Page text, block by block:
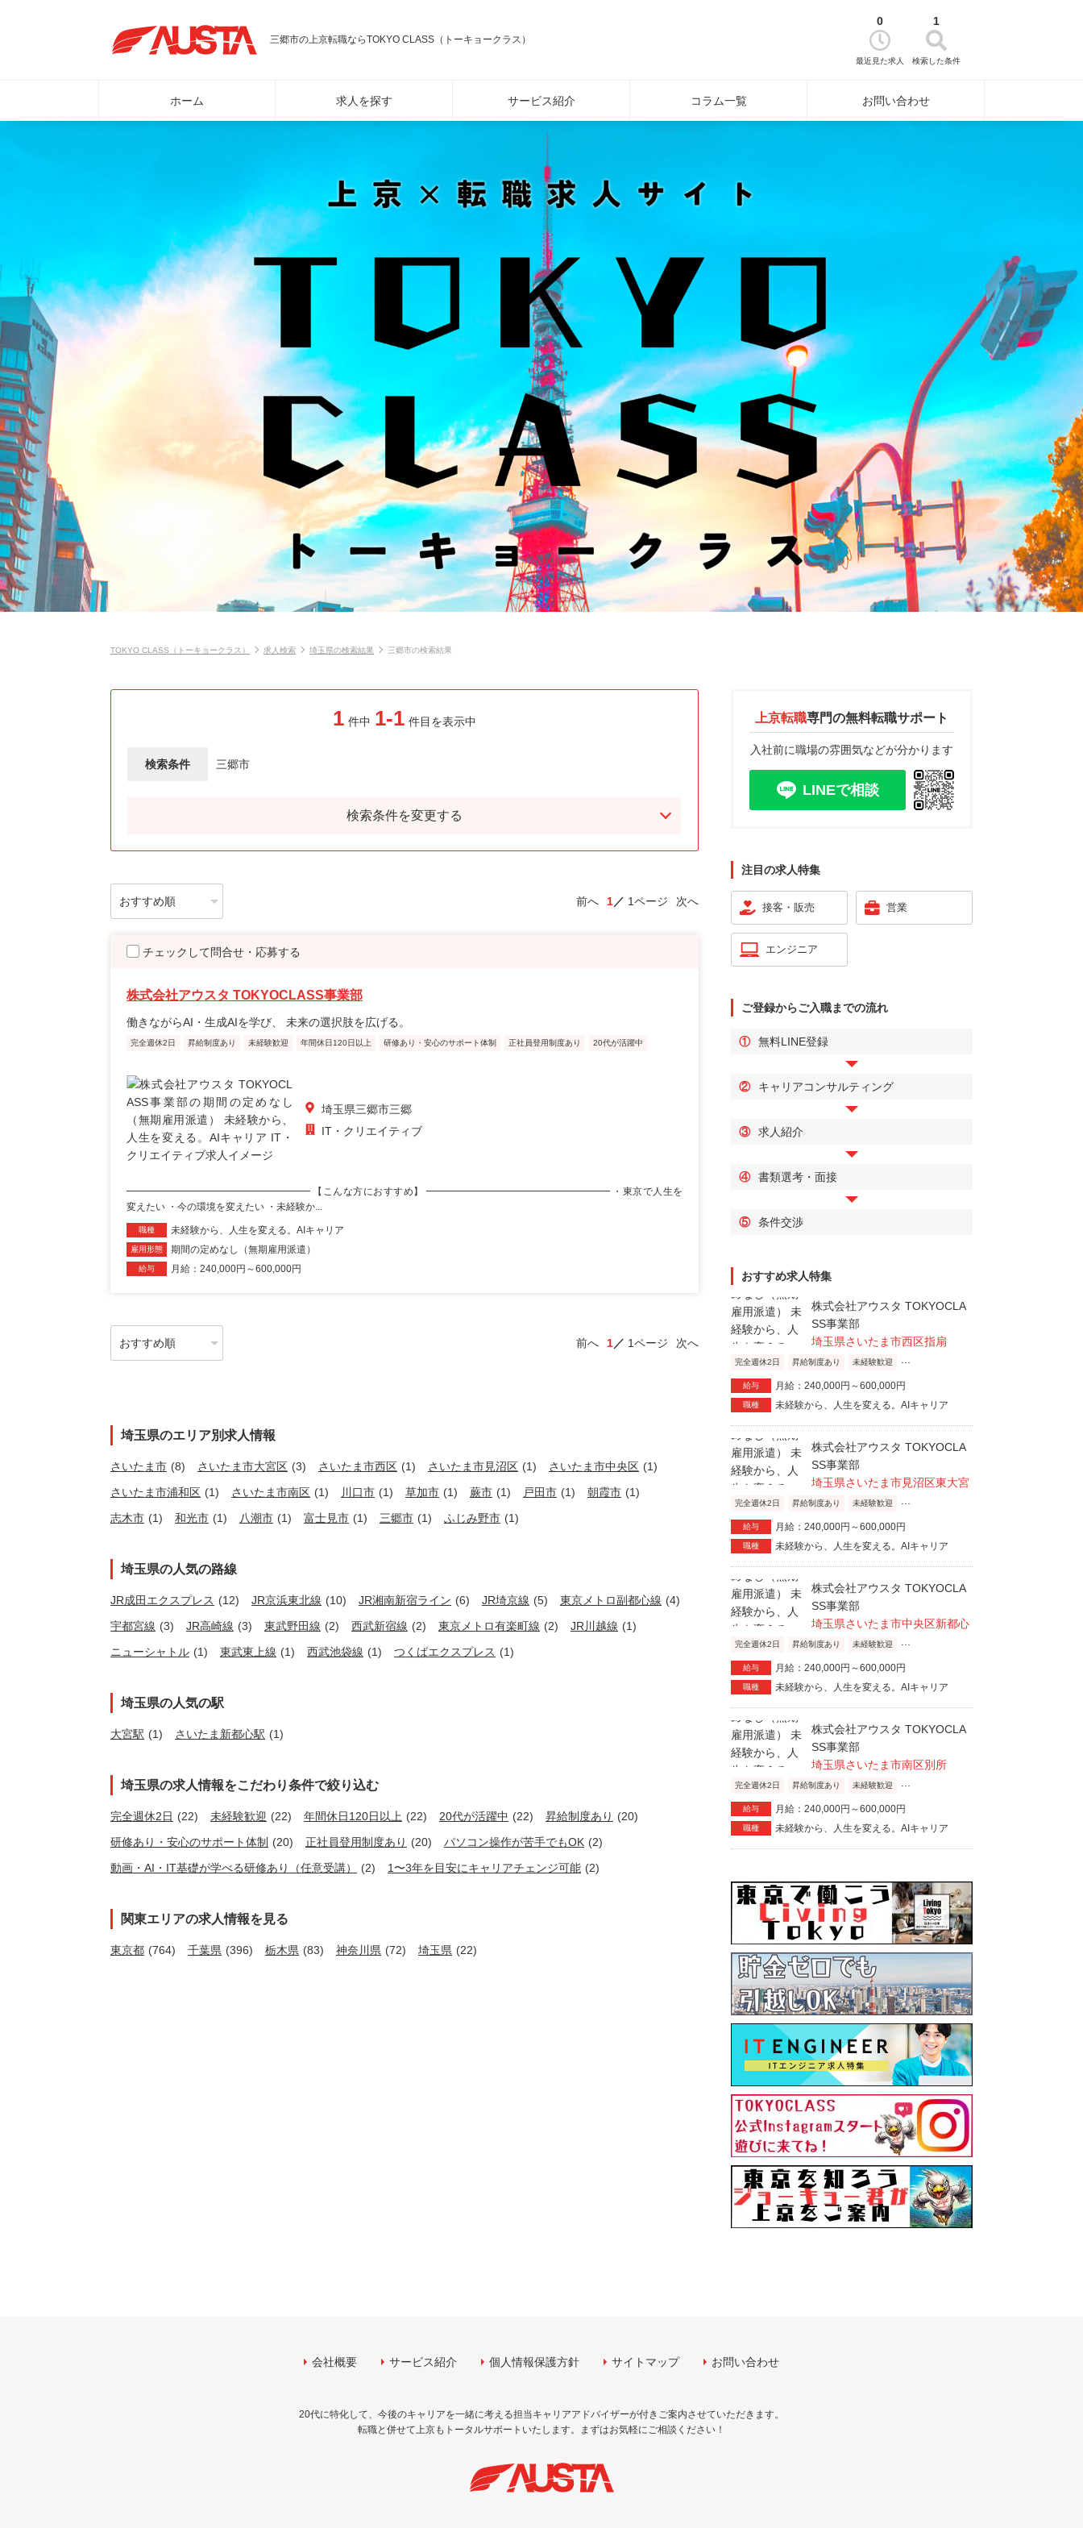
三郷市の上京転職ならTOKYO CLASS（トーキョークラス）
0
最近見た求人
1
検索した条件
ホーム 求人を探す サービス紹介 コラム一覧 お問い合わせ
TOKYO CLASS（トーキョークラス） 求人検索 埼玉県の検索結果 三郷市の検索結果
1 件中 1-1 件目を表示中
検索条件 三郷市
検索条件を変更する
前へ 1 1ページ 次へ
チェックして問合せ・応募する
株式会社アウスタ TOKYOCLASS事業部
働きながらAI・生成AIを学び、 未来の選択肢を広げる。
完全週休2日 昇給制度あり 未経験歓迎 年間休日120日以上 研修あり・安心のサポート体制 正社員登用制度あり 20代が活躍中
埼玉県三郷市三郷
IT・クリエイティブ
━━━━━━━━━━━━━━━━━━━ 【こんな方におすすめ】 ━━━━━━━━━━━━━━━━━━━ ・東京で人生を
変えたい ・今の環境を変えたい ・未経験か...
職種 未経験から、人生を変える。AIキャリア
雇用形態 期間の定めなし（無期雇用派遣）
給与 月給：240,000円～600,000円
前へ 1 1ページ 次へ
埼玉県のエリア別求人情報
さいたま市 (8) さいたま市大宮区 (3) さいたま市西区 (1) さいたま市見沼区 (1) さいたま市中央区 (1)
さいたま市浦和区 (1) さいたま市南区 (1) 川口市 (1) 草加市 (1) 蕨市 (1) 戸田市 (1) 朝霞市 (1)
志木市 (1) 和光市 (1) 八潮市 (1) 富士見市 (1) 三郷市 (1) ふじみ野市 (1)
埼玉県の人気の路線
JR成田エクスプレス (12) JR京浜東北線 (10) JR湘南新宿ライン (6) JR埼京線 (5) 東京メトロ副都心線 (4)
宇都宮線 (3) JR高崎線 (3) 東武野田線 (2) 西武新宿線 (2) 東京メトロ有楽町線 (2) JR川越線 (1)
ニューシャトル (1) 東武東上線 (1) 西武池袋線 (1) つくばエクスプレス (1)
埼玉県の人気の駅
大宮駅 (1) さいたま新都心駅 (1)
埼玉県の求人情報をこだわり条件で絞り込む
完全週休2日 (22) 未経験歓迎 (22) 年間休日120日以上 (22) 20代が活躍中 (22) 昇給制度あり (20)
研修あり・安心のサポート体制 (20) 正社員登用制度あり (20) パソコン操作が苦手でもOK (2)
動画・AI・IT基礎が学べる研修あり（任意受講）
(2) 1〜3年を目安にキャリアチェンジ可能 (2)
関東エリアの求人情報を見る
東京都 (764) 千葉県 (396) 栃木県 (83) 神奈川県 (72) 埼玉県 (22)
上京転職専門の無料転職サポート
入社前に職場の雰囲気などが分かります
LINEで相談
注目の求人特集
接客・販売 営業
エンジニア
ご登録からご入職までの流れ
① 無料LINE登録
② キャリアコンサルティング
③ 求人紹介
④ 書類選考・面接
⑤ 条件交渉
おすすめ求人特集
株式会社アウスタ TOKYOCLA
SS事業部
埼玉県さいたま市西区指扇
完全週休2日 昇給制度あり 未経験歓迎
給与 月給：240,000円～600,000円
職種 未経験から、人生を変える。AIキャリア
株式会社アウスタ TOKYOCLA
SS事業部
埼玉県さいたま市見沼区東大宮
完全週休2日 昇給制度あり 未経験歓迎
給与 月給：240,000円～600,000円
職種 未経験から、人生を変える。AIキャリア
株式会社アウスタ TOKYOCLA
SS事業部
埼玉県さいたま市中央区新都心
完全週休2日 昇給制度あり 未経験歓迎
給与 月給：240,000円～600,000円
職種 未経験から、人生を変える。AIキャリア
株式会社アウスタ TOKYOCLA
SS事業部
埼玉県さいたま市南区別所
完全週休2日 昇給制度あり 未経験歓迎
給与 月給：240,000円～600,000円
職種 未経験から、人生を変える。AIキャリア
会社概要 サービス紹介 個人情報保護方針 サイトマップ お問い合わせ
20代に特化して、今後のキャリアを一緒に考える担当キャリアアドバイザーが付きご案内させていただきます。
転職と併せて上京もトータルサポートいたします。まずはお気軽にご相談ください！